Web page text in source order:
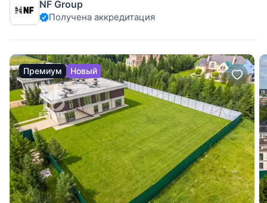
полностью готов к строительству благодаря подведенным
коммуникациям: магистральный газ и центральное
NF Group
Получена аккредитация
Премиум Новый